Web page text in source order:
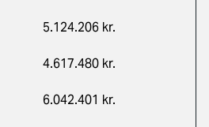
5.124.206 kr.
4.617.480 kr.
6.042.401 kr.